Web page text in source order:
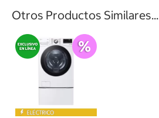
Otros Productos Similares...